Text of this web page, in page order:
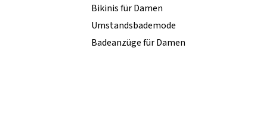
Bikinis für Damen
Umstandsbademode
Badeanzüge für Damen